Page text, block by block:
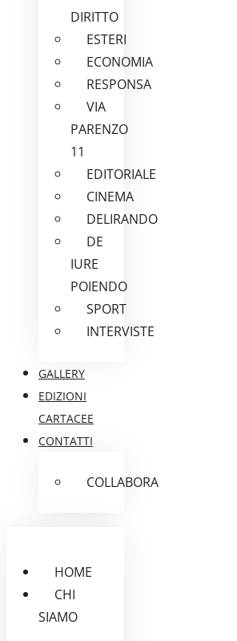
DIRITTO
ESTERI
ECONOMIA
RESPONSA
VIA
PARENZO
11
EDITORIALE
CINEMA
DELIRANDO
DE
IURE
POIENDO
SPORT
INTERVISTE
GALLERY
EDIZIONI
CARTACEE
CONTATTI
COLLABORA
HOME
CHI
SIAMO